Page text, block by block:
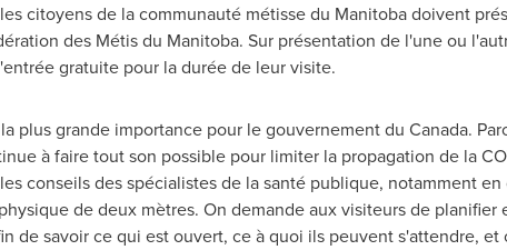
citoyens de la communauté métisse du Manitobadoivent
des Métis du Manitoba. Sur présentation de l'une ou
gratuite pour la durée de leur visite.
plus grande importance pour le gouvernement du Canada.
à faire tout son possible pour limiter la propagation de la
conseils des spécialistes de la santé publique, notamment en
de deux mètres. On demande aux visiteurs de planifier
de savoir ce qui est ouvert, ce à quoi ils peuvent s'attendre, et